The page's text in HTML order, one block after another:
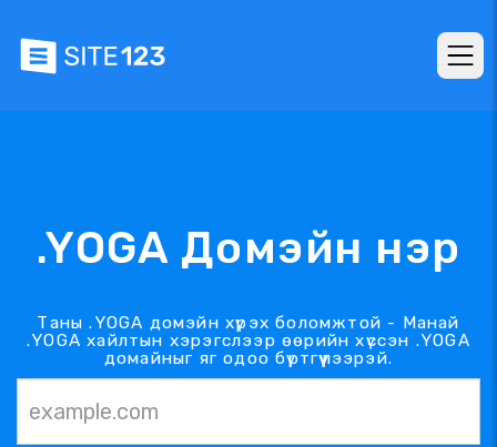
.YOGA Домэйн нэр
Таны .YOGA домэйн хүрэх боломжтой - Манай
.YOGA хайлтын хэрэгслээр өөрийн хүссэн .YOGA
домайныг яг одоо бүртгүүлээрэй.